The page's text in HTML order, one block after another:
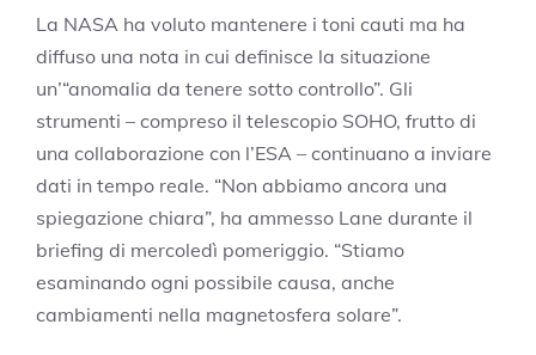
La NASA ha voluto mantenere i toni cauti ma ha
diffuso una nota in cui definisce la situazione
un’“anomalia da tenere sotto controllo”. Gli
strumenti – compreso il telescopio SOHO, frutto di
una collaborazione con l’ESA – continuano a inviare
dati in tempo reale. “Non abbiamo ancora una
spiegazione chiara”, ha ammesso Lane durante il
briefing di mercoledì pomeriggio. “Stiamo
esaminando ogni possibile causa, anche
cambiamenti nella magnetosfera solare”.